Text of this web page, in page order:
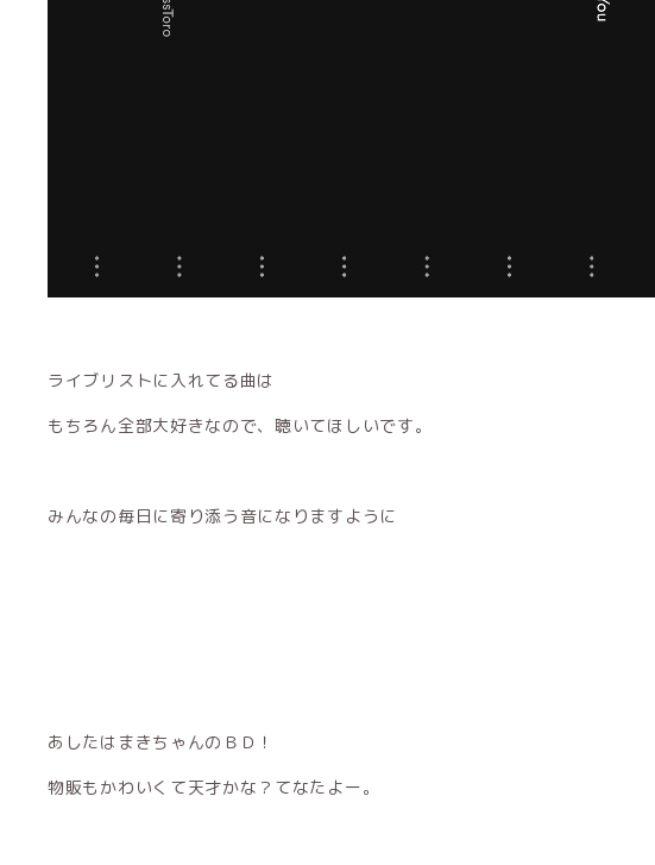
ライブリストに入れてる曲は
もちろん全部大好きなので、聴いてほしいです。
みんなの毎日に寄り添う音になりますように
あしたはまきちゃんのＢＤ！
物販もかわいくて天才かな？てなたよー。